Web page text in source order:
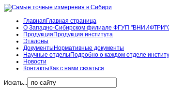
Главная Главная страница
О Западно-Сибирском филиале ФГУП "ВНИИФТРИ"
Продукция Продукция института
Эталоны
Документы Нормативные документы
Научные отделы Подробно о каждом отделе
Новости
Контакты Как с нами свзаться
Искать...